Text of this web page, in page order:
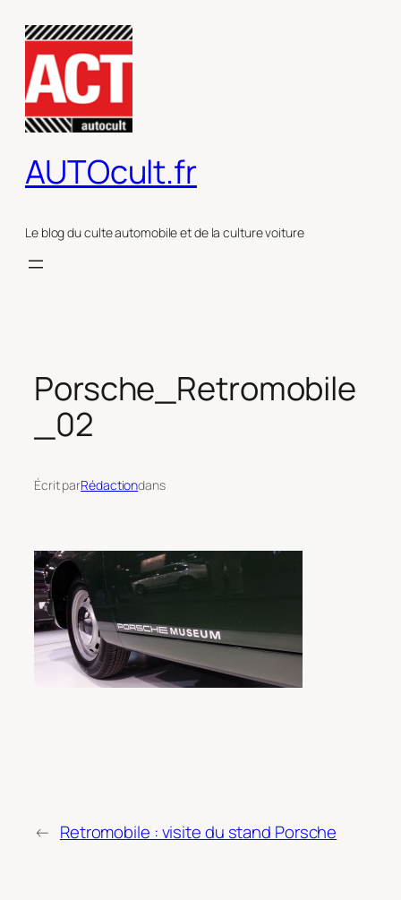
contenu
AUTOcult.fr
Le blog du culte automobile et de la culture voiture
Porsche_Retromobile
_02
Écrit parRédactiondans
← Retromobile : visite du stand Porsche